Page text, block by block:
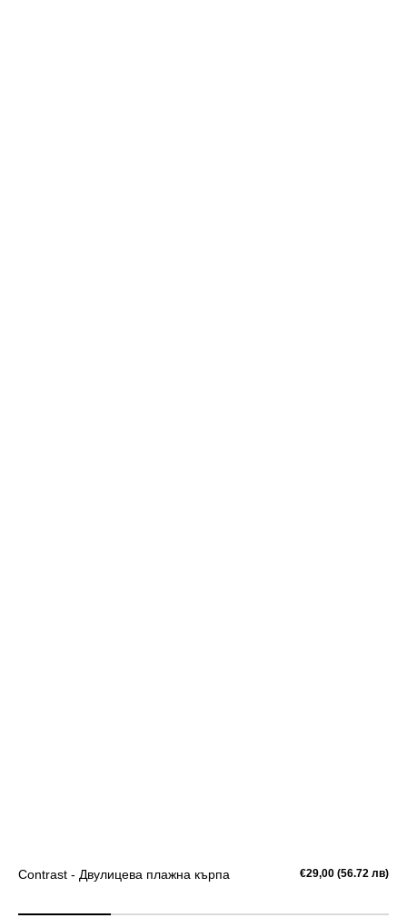
Contrast - Двулицева плажна кърпа
Редовна
€29,00 (56.72 лв)